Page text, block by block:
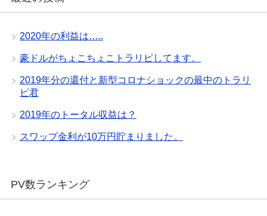
2020年の利益は…..
豪ドルがちょこちょこトラリピしてます。
2019年分の還付と新型コロナショックの最中のトラリ
ピ君
2019年のトータル収益は？
スワップ金利が10万円貯まりました。
PV数ランキング